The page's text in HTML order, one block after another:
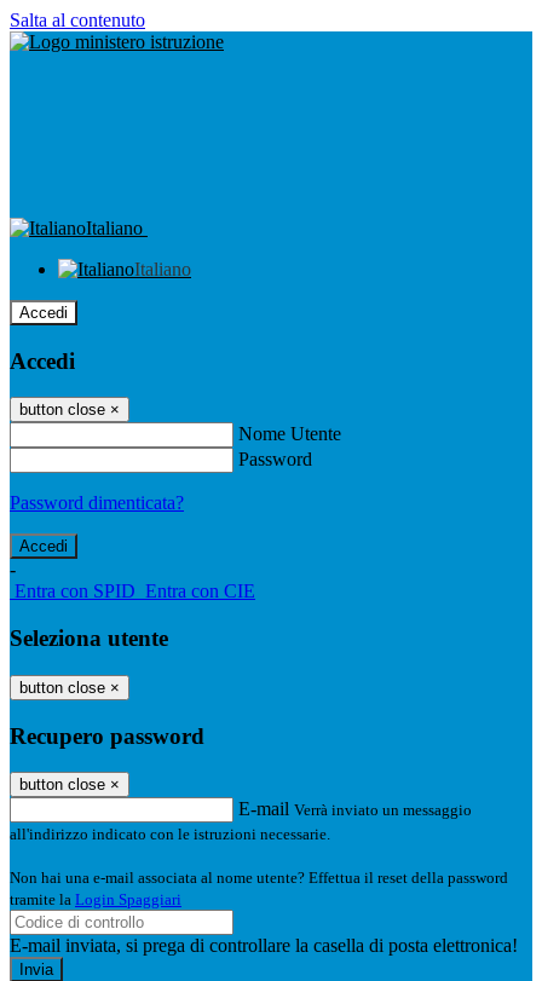
Salta al contenuto
Italiano
Italiano
Accedi
Accedi
button close ×
Nome Utente
Password
Password dimenticata?
-
Entra con SPID Entra con CIE
Seleziona utente
button close ×
Recupero password
button close ×
E-mail Verrà inviato un messaggio
all'indirizzo indicato con le istruzioni necessarie.
Non hai una e-mail associata al nome utente? Effettua il reset della password
tramite la Login Spaggiari
E-mail inviata, si prega di controllare la casella di posta elettronica!